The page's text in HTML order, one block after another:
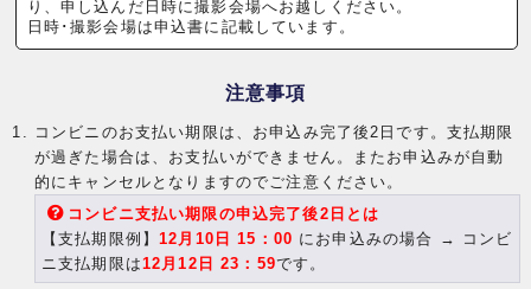
り、申し込んだ日時に撮影会場へお越しください。
日時･撮影会場は申込書に記載しています。
注意事項
コンビニのお支払い期限は、お申込み完了後2日です。支払期限
が過ぎた場合は、お支払いができません。またお申込みが自動
的にキャンセルとなりますのでご注意ください。
コンビニ支払い期限の申込完了後2日とは
【支払期限例】12月10日 15：00 にお申込みの場合 → コンビ
ニ支払期限は12月12日 23：59です。